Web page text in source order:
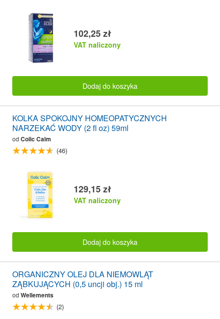
102,25 zł
VAT naliczony
Dodaj do koszyka
KOLKA SPOKOJNY HOMEOPATYCZNYCH
NARZEKAĆ WODY (2 fl oz) 59ml
od Colic Calm
(46)
129,15 zł
VAT naliczony
Dodaj do koszyka
ORGANICZNY OLEJ DLA NIEMOWLĄT
ZĄBKUJĄCYCH (0,5 uncji obj.) 15 ml
od Wellements
(2)